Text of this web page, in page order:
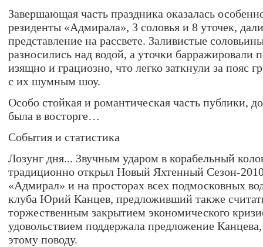
Завершающая часть праздника оказалась
резиденты «Адмирала», 3 соловья и 8 уточек,
представление на рассвете. Заливистые
разносились над водой, а уточки барражировали
изящно и грациозно, что легко заткнули за пояс
с их шумным шоу.
Особо стойкая и романтическая часть публики,
была в восторге…
События и статистика
Лозунг дня... Звучным ударом в корабельный
традиционно открыл Новый Яхтенный Сезон-
«Адмирал» и на просторах всех подмосковных
клуба Юрий Канцев, предложивший также
торжественным закрытием экономического
удовольствием поддержала предложение
этому поводу.